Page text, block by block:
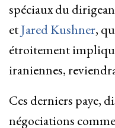
spéciaux du
etJared Kushner,
étroitement
iraniennes,
Ces derniers paye,
négociations